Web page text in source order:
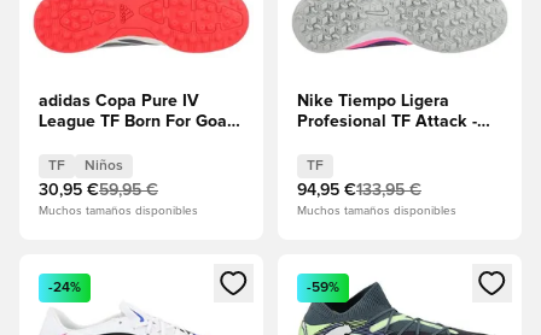
adidas Copa Pure IV
League TF Born For Goals
metálico/Core Black/Rojo
lúcido Niños
TF Niños
30,95 €59,95 €
Muchos tamaños disponibles
Nike Tiempo Ligera
Profesional TF Attack -
Racer/Explosión rosa
TF
94,95 €133,95 €
Muchos tamaños disponibles
Abre un modal para iniciar sesión o registrarse como
-24%
Abre un modal para iniciar
-59%